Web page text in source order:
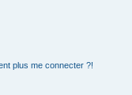
plus me connecter ?!